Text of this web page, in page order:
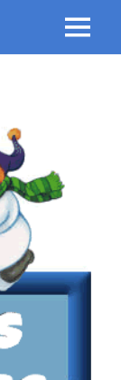
Menu